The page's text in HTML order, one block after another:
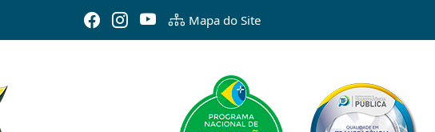
Mapa do Site